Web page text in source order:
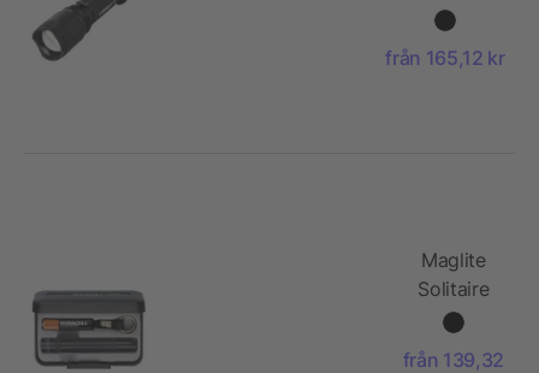
taktisk
ficklampa
från 165,12 kr
Maglite
Solitaire
ficklampa
från 139,32